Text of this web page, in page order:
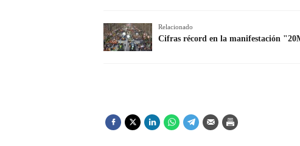
Relacionado
Cifras récord en la manifestación